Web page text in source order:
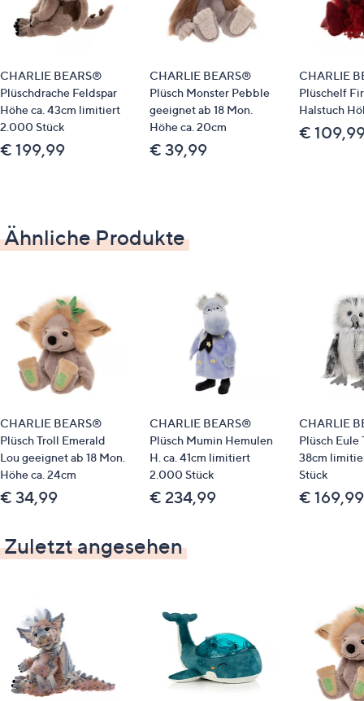
Pflege
CHARLIE BEARS®
Plüschdrache Feldspar
Höhe ca. 43cm limitiert
2.000 Stück
€ 199,99
CHARLIE BEARS®
Plüsch Monster Pebble
geeignet ab 18 Mon.
Höhe ca. 20cm
€ 39,99
CHARLIE
Plüschelf
Halstuch
€
Ähnliche Produkte
CHARLIE BEARS®
Plüsch Troll Emerald
Lou geeignet ab 18 Mon.
Höhe ca. 24cm
€ 34,99
CHARLIE BEARS®
Plüsch Mumin Hemulen
H. ca. 41cm limitiert
2.000 Stück
€ 234,99
CHARLIE
Plüsch Eule
38cm
Stück
€ 169,99
Zuletzt angesehen